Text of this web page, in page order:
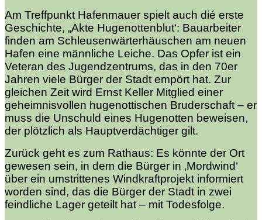
Am Treffpunkt Hafenmauer spielt auch dié erste
Geschichte, „Akte Hugenottenblut‘: Bauarbeiter
finden am Schleusenwärterhäuschen am neuen
Hafen eine männliche Leiche. Das Opfer ist ein
Veteran des Jugendzentrums, das in den 70er
Jahren viele Bürger der Stadt empört hat. Zur
gleichen Zeit wird Ernst Keller Mitglied einer
geheimnisvollen hugenottischen Bruderschaft – er
muss die Unschuld eines Hugenotten beweisen,
der plötzlich als Hauptverdächtiger gilt.
Zurück geht es zum Rathaus: Es könnte der Ort
gewesen sein, in dem die Bürger in ‚Mordwind‘
über ein umstrittenes Windkraftprojekt informiert
worden sind, das die Bürger der Stadt in zwei
feindliche Lager geteilt hat – mit Todesfolge.